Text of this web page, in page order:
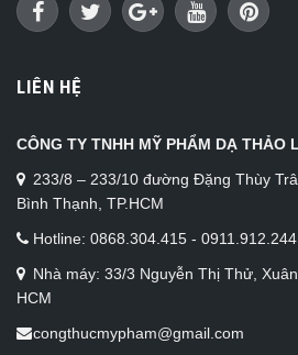
LIÊN HỆ
CÔNG TY TNHH MỸ PHẨM DẠ THẢO
233/8 – 233/10 đường Đặng Thùy
Bình Thạnh, TP.HCM
Hotline: 0868.304.415 - 0911.912.244
Nhà máy: 33/3 Nguyễn Thị Thử,
HCM
congthucmypham@gmail.com